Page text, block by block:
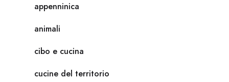
appenninica
animali
cibo e cucina
cucine del territorio